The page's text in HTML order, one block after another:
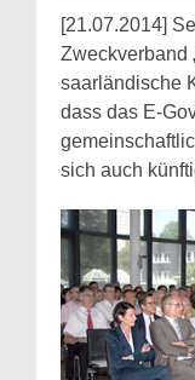
[21.07.2014]
Zweckverband
saarländische
dass das E-
sich auch